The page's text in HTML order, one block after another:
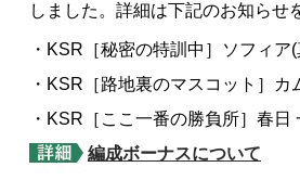
しました。詳細は下記のお知らせ
KSR［秘密の特訓中］ソフィア(
KSR［路地裏のマスコット］
KSR［ここ一番の勝負所］春日
編成ボーナスについて